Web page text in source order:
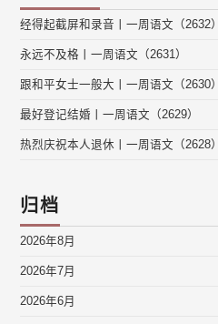
经得起截屏和录音丨一周语文（2632）
永远不及格丨一周语文（2631）
跟和平女士一般大丨一周语文（2630）
最好登记结婚丨一周语文（2629）
热烈庆祝本人退休丨一周语文（2628）
归档
2026年8月
2026年7月
2026年6月